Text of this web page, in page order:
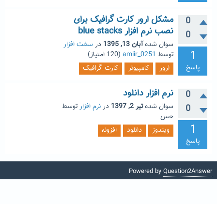
0
0
1
پاسخ
مشکل ارور کارت گرافیک برای
نصب نرم افزار blue stacks
سوال شدهآبان 13, 1395 در سخت افزار
توسط amiir_0251
(
120 امتیاز)
ارور
کامپیوتر کارت_گرافیک
0
0
1
پاسخ
نرم افزار دانلود
سوال شدهتیر 2, 1397 درنرم افزارتوسط
حس
ویندوز
دانلود افزونه
Powered by Question2Answer